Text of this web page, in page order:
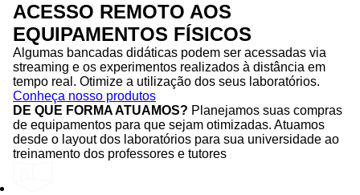
ACESSO REMOTO AOS
EQUIPAMENTOS FÍSICOS
Algumas bancadas didáticas podem ser acessadas via
streaming e os experimentos realizados à distância em
tempo real. Otimize a utilização dos seus laboratórios.
Conheça nosso produtos
DE QUE FORMA ATUAMOS? Planejamos suas compras
de equipamentos para que sejam otimizadas. Atuamos
desde o layout dos laboratórios para sua universidade ao
treinamento dos professores e tutores